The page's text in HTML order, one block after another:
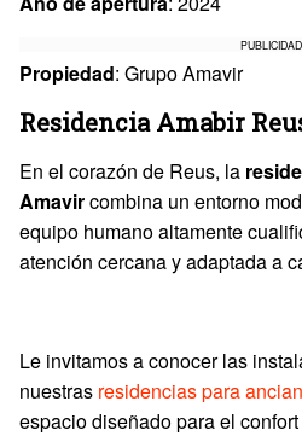
PUBLICIDAD
Propiedad: Grupo Amavir
Residencia Amabir
En el corazón de Reus, la
Amavircombina un entorno
equipo humano altamente
atención cercana y adaptada a
Le invitamos a conocer las
nuestras residencias para
espacio diseñado para el